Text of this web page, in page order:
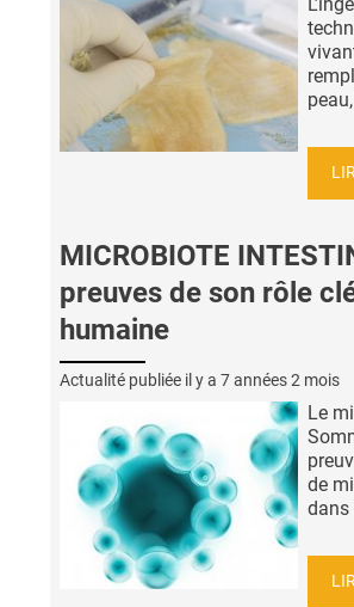
MICROBIOTE
preuves de son rôle
humaine
Actualité publiée il y a 7 années 2 mois
Le
de
dans